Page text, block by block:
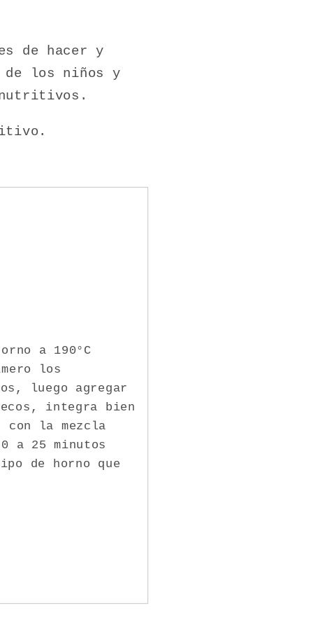
de hacer y
de los niños y
nutritivos.
a 190°C
los
luego agregar
integra bien
con la mezcla
a 25 minutos
de horno que